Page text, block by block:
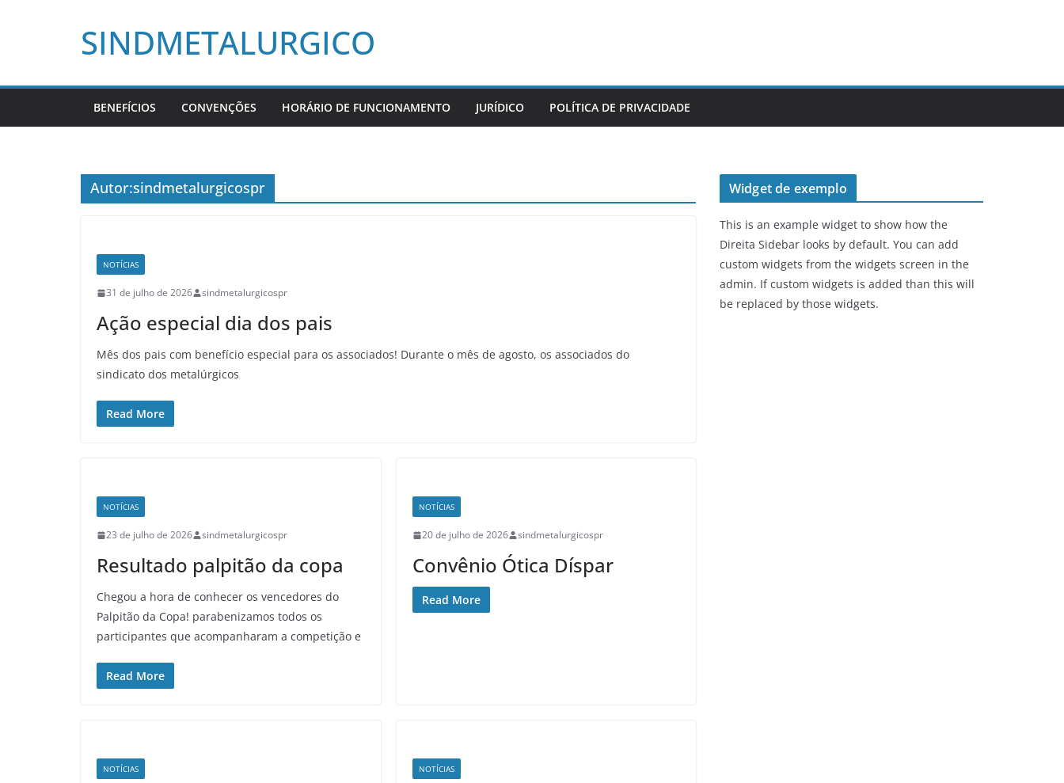
SINDMETALURGICO
BENEFÍCIOS CONVENÇÕES HORÁRIO DE FUNCIONAMENTO JURÍDICO POLÍTICA DE PRIVACIDADE
Autor:sindmetalurgicospr
NOTÍCIAS
31 de julho de 2026 sindmetalurgicospr
Ação especial dia dos pais
Mês dos pais com benefício especial para os associados! Durante o mês de agosto, os associados do
sindicato dos metalúrgicos
Read More
NOTÍCIAS
23 de julho de 2026 sindmetalurgicospr
Resultado palpitão da copa
Chegou a hora de conhecer os vencedores do
Palpitão da Copa! parabenizamos todos os
participantes que acompanharam a competição e
Read More
NOTÍCIAS
20 de julho de 2026 sindmetalurgicospr
Convênio Ótica Díspar
Read More
NOTÍCIAS NOTÍCIAS
Widget de exemplo
This is an example widget to show how the
Direita Sidebar looks by default. You can add
custom widgets from the widgets screen in the
admin. If custom widgets is added than this will
be replaced by those widgets.